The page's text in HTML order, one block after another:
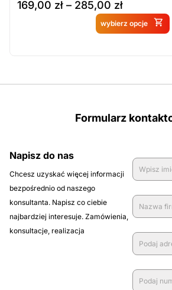
169,00 zł – 285,00 zł
wybierz opcje
Produkt
Formularz
Napisz do nas
Chcesz uzyskać więcej informacji
bezpośrednio od naszego
konsultanta. Napisz co ciebie
najbardziej interesuje. Zamówienia,
konsultacje, realizacja